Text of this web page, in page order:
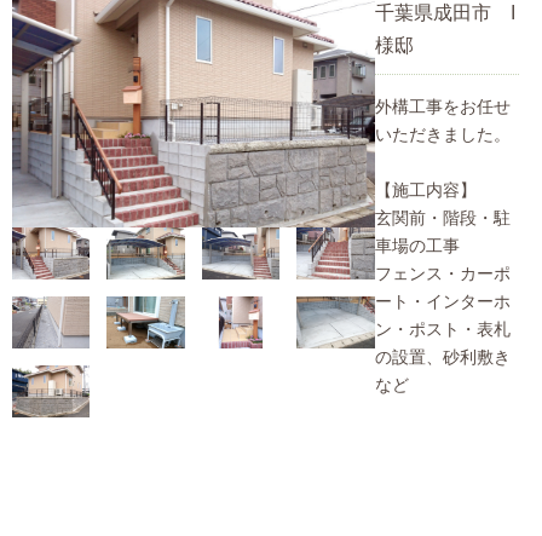
千葉県成田市 I
様邸
外構工事をお任せ
いただきました。
【施工内容】
玄関前・階段・駐
車場の工事
フェンス・カーポ
ート・インターホ
ン・ポスト・表札
の設置、砂利敷き
など